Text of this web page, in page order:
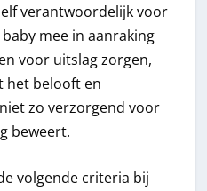
verantwoordelijk voor
mee in aanraking
voor uitslag zorgen,
het belooft en
zo verzorgend voor
beweert.
volgende criteria bij